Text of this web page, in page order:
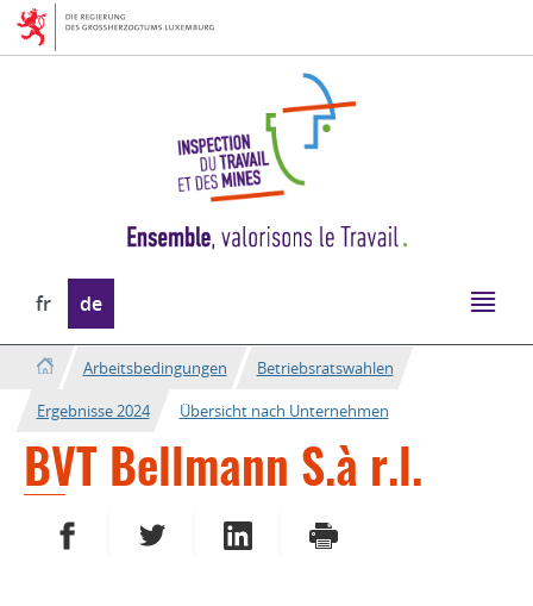
Zur
Navigation
Zum
Inhalt
Sprache
wechseln
fr de
Arbeitsbedingungen
Betriebsratswahlen
Ergebnisse 2024
Übersicht nach Unternehmen
BVT Bellmann S.à r.l.
AUF FACEBOOK TEILENAUF TWITTER TEILENAUF LINKEDIN TEILEN
DRUCKEN